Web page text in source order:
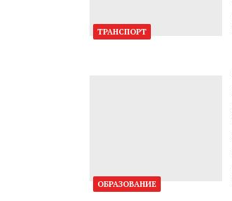
ТРАНСПОРТ
ОБРАЗОВАНИЕ